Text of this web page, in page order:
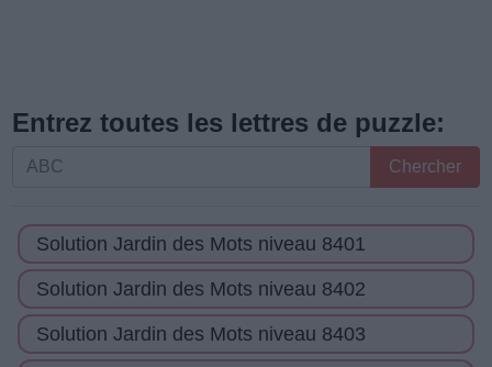
Entrez toutes les lettres de puzzle:
Entrez
les
lettres
de
puzzle:
Chercher
Solution Jardin des Mots niveau 8401
Solution Jardin des Mots niveau 8402
Solution Jardin des Mots niveau 8403